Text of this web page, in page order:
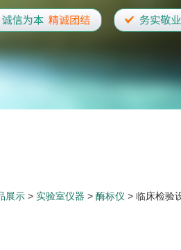
展示 > 实验室仪器 > 酶标仪 > 临床检验